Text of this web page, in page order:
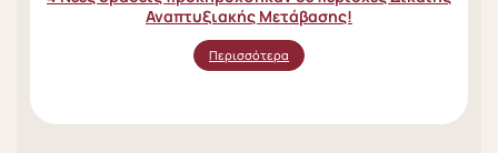
Αναπτυξιακής Μετάβασης!
Περισσότερα